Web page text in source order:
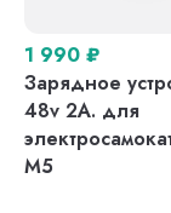
1 990 ₽
Зарядное
48v 2A. для
M5